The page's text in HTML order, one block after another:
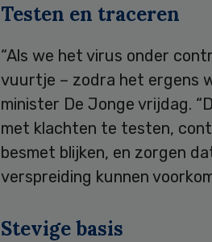
Testen en traceren
“Als we het virus onder
vuurtje – zodra het ergens
minister De Jonge vrijdag.
met klachten te testen,
besmet blijken, en zorgen
verspreiding kunnen
Stevige basis